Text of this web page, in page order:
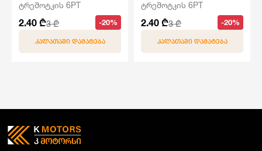
ტრეშოტკის 6PT
2.40 ₾3 ₾ -20%
ᲙᲐᲚᲐᲗᲐᲨᲘ ᲓᲐᲛᲐᲢᲔᲑᲐ
ტრეშოტკის 6PT
2.40 ₾3 ₾ -20%
ᲙᲐᲚᲐᲗᲐᲨᲘ ᲓᲐᲛᲐᲢᲔᲑᲐ